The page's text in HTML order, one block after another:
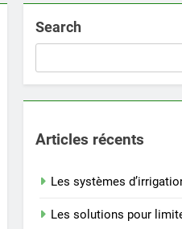
Search
Articles récents
Les systèmes
Les solutions pour